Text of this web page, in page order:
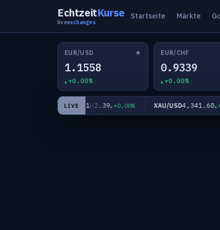
EchtzeitKurse
liveexchanges
Startseite Märkte
EUR/USD ★
1.1558
+0.00%
EUR/CHF
0.9339
+0.00%
LIVE
EUR/JPY182.39 +0.00% XAU/USD4,341.60